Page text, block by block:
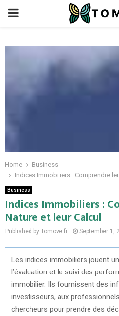
PRIMARY
Home
Business
Indices Immobiliers : Comprendre
Business
Indices Immobiliers :
Nature et leur Calcul
Published by Tomove.fr September 1,
Les indices immobiliers jouent
l’évaluation et le suivi des
immobilier. Ils fournissent des
investisseurs, aux
chercheurs pour prendre des